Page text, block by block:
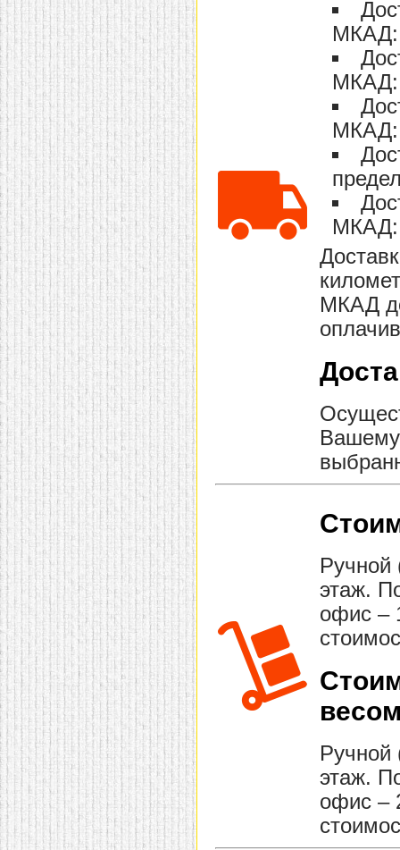
домашнем использовании.
Эта мебель имеет
некоторые преимущества
перед той же стенкой для
гостиной, к примеру,
поскольку она более
легкая и не загромождает
пространство. В спальне
этот предмет можно
поставить у изголовья
кровати, чтобы заполнить
пустующее там
место. Также стеллажи
очень часто используют в
качестве разграничителей
комнаты, например, на
рабочую зону и
пространство для отдыха.
Особенно это актуально
для однокомнатных
квартир.
МКАД:
МКАД:
МКАД:
МКАД:
МКАД
Вашему
Ручной
этаж.
офис –
Ручной
этаж.
офис –